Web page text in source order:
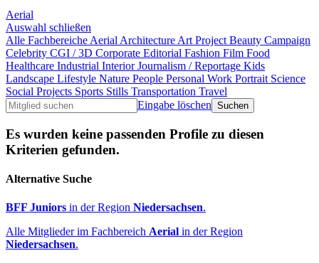
Aerial
Auswahl schließen
Alle Fachbereiche Aerial Architecture Art Project Beauty Campaign
Celebrity CGI / 3D Corporate Editorial Fashion Film Food
Healthcare Industrial InteriorJournalism / Reportage Kids
Landscape Lifestyle Nature People Personal Work Portrait Science
Social Projects Sports Stills Transportation Travel
Eingabe löschen
Es wurden keine passenden Profile zu diesen
Kriterien gefunden.
Alternative Suche
BFF Juniors in der Region Niedersachsen.
Alle Mitglieder im Fachbereich Aerial in der Region
Niedersachsen.